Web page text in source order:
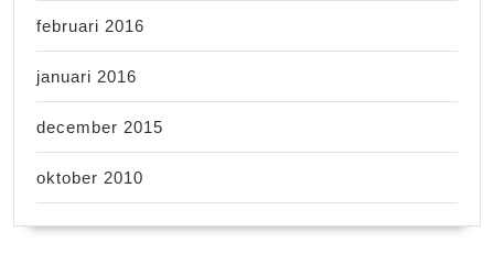
februari 2016
januari 2016
december 2015
oktober 2010